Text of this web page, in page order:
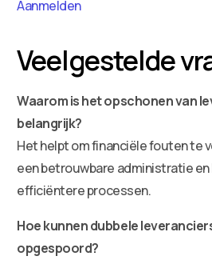
Aanmelden
Veelgestelde
Waarom is het opschonen van
belangrijk?
Het helpt om financiële fouten te
een betrouwbare administratie
efficiëntere processen.
Hoe kunnen dubbele
opgespoord?